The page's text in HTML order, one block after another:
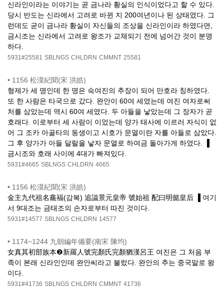
신라인이라는 이야기는 곧 금나라 황실의 인식이었다고 할 수 있다.
당시 반도는 신라에서 고려로 바뀐 지 200여년이나 된 상태였다. 그
런데도 굳이 금나라 황실이 자신들의 조상을 신라인이라 하였다면,
금시조는 신라에서 고려로 왕조가 교체되기 전에 넘어간 것이 분명
하다.
5931#25581 SBLNGS CHLDRN CMMNT 25581
• 1156 松漠紀聞(宋 洪皓)
형제가 세 명인데 한 명은 숙여진의 추장이 되어 만호라 칭하였다.
또 한 사람은 타국으로 갔다. 완안이 60여 세였는데 여진 여자로써
처를 삼았는데 역시 60여 세였다. 두 아들을 낳았는데 그 장자가 곧
호래다. 이로부터 세 사람이 이었는데 양가 태사에 이르러 자식이 없
어 그 조카 아골타의 동생이고 시호가 문열이란 자를 아들로 삼았다.
그 후 양가가 아들 달랄을 낳자 문열로 하여금 돌아가게 하였다. ▐
금시조와 호래 사이에 4대가 빠져있다.
5931#4665 SBLNGS CHLDRN 4665
• 1156 松漠紀聞(宋 洪皓)
金主九代祖名龕福(감복) 追謚景元皇帝 號始祖 配曰明懿皇后 ▐ 여기
서 9대조는 금태조의 손자로부터 따진 것이다.
5931#14577 SBLNGS CHLDRN 14577
• 1174~1244 九朝編年備要(南宋 陳均)
女真其初部族本❷新羅人號完顏氏完顏猶漢呂王 여진은 그 처음 부
족이 본래 신라인인데 완안씨라고 불렀다. 완안의 추는 중국말로 왕
이다.
5931#41736 SBLNGS CHLDRN CMMNT 41736